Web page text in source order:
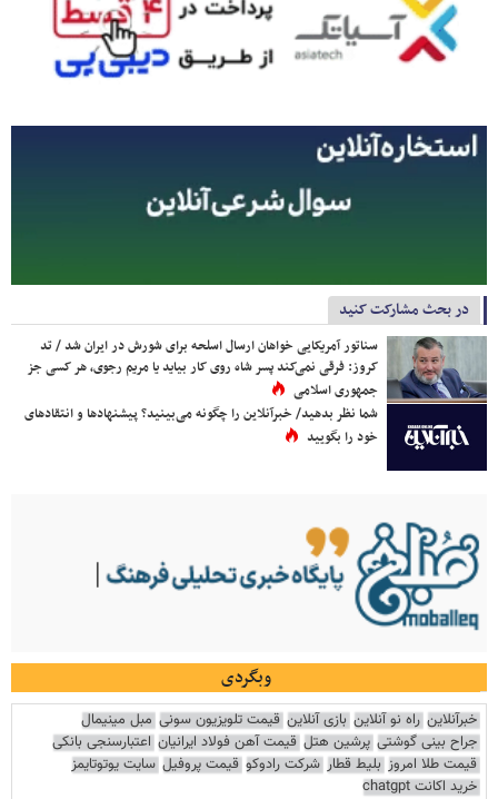
در بحث مشارکت کنید
سناتور آمریکایی خواهان ارسال اسلحه برای شورش در ایران شد / تد
کروز: فرقی نمی‌کند پسر شاه روی کار بیاید یا مریم رجوی، هر کسی جز
جمهوری اسلامی
شما نظر بدهید/ خبرآنلاین را چگونه می‌بینید؟ پیشنهادها و انتقادهای
خود را بگویید
وبگردی
خبرآنلاین راه نو آنلاین بازی آنلاین قیمت تلویزیون سونی مبل مینیمال
جراح بینی گوشتی پرشین هتل قیمت آهن فولاد ایرانیان اعتبارسنجی بانکی
قیمت طلا امروز بلیط قطار شرکت رادوکو قیمت پروفیل سایت یوتوتایمز
خرید اکانت chatgpt